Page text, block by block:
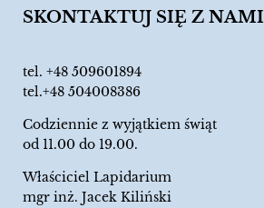
SKONTAKTUJ SIĘ Z NAMI
tel. +48 509601894
tel.+48 504008386
Codziennie z wyjątkiem świąt
od 11.00 do 19.00.
Właściciel Lapidarium
mgr inż. Jacek Kiliński